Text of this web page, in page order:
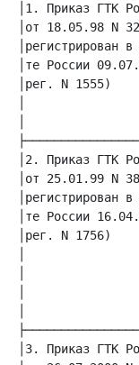
│1. Приказ ГТК
│от 18.05.98 N
│те России
│рег. N
│
│
│2. Приказ ГТК
│от 25.01.99 N
│те России
│рег. N 1756)
│
│
│
│
│3. Приказ ГТК